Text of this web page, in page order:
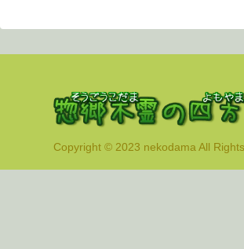
Copyright © 2023 nekodama All